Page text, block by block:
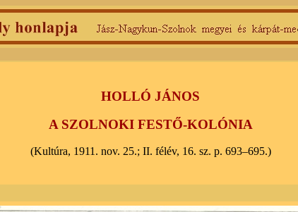
HOLLÓ JÁNOS
A SZOLNOKI FESTŐ-KOLÓNIA
(Kultúra, 1911. nov. 25.; II. félév, 16. sz. p. 693–695.)